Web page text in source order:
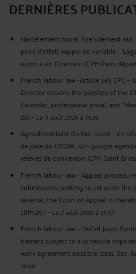
DERNIÈRES
Harcèlement moral, licenciement
privé d’effet), rappel de variable :
euros à un Directeur (CPH Paris
French labour law -Article 145 CPC –
Director obtains the payslips of the
Calendar, professional email, and
26)- Le 3 août 2026 à 15:26
Agroalimentaire (forfait jours) – en
de paie du CODIR, son google
relevés de connexion (CPH Saint
French labour law - Appeal
submissions seeking to set aside
reversal; the Court of Appeal is
18th,26,)- Le 2 août 2026 à 15:57
French labour law – forfait jours
trainers subject to a schedule
work agreement possible (cass. Soc.
19:49